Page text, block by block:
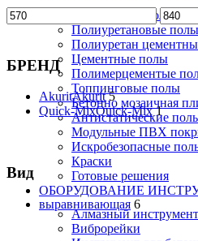
Эпоксидные полы
Полиуретановые полы
Полиуретан
Цементные полы
Полимерцементые
Топпинговые полы
Бетонно мозаичная
Антистатические
Модульные ПВХ
Искробезопасные
Краски
Готовые решения
ОБОРУДОВАНИЕ
Алмазный инструмент
Виброрейки
БРЕНД
AkuritAkurit 5
Quick-MixQuick-Mix 1
Вид
выравнивающая 6